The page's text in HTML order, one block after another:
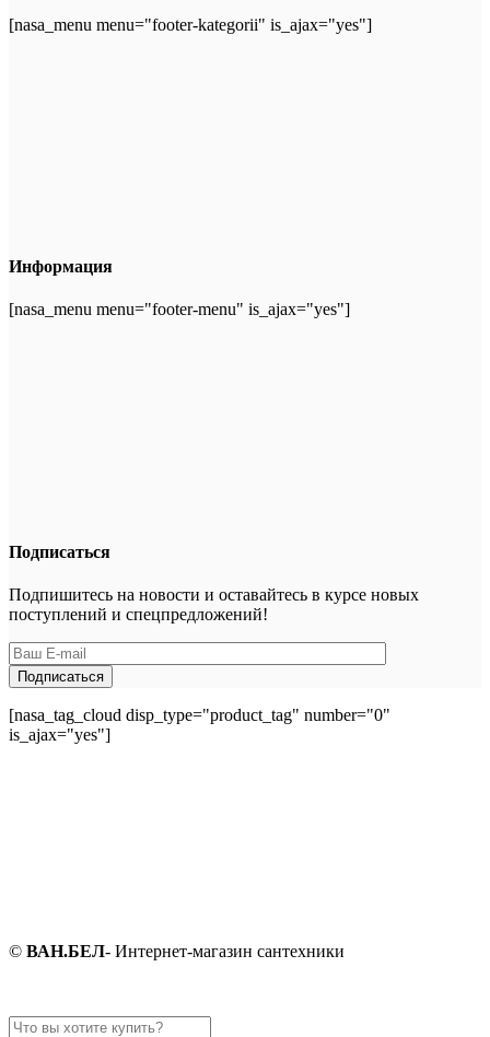
[nasa_menu menu="footer-kategorii" is_ajax="yes"]
Информация
[nasa_menu menu="footer-menu" is_ajax="yes"]
Подписаться
Подпишитесь на новости и оставайтесь в курсе новых
поступлений и спецпредложений!
[nasa_tag_cloud disp_type="product_tag" number="0"
is_ajax="yes"]
© ВАН.БЕЛ- Интернет-магазин сантехники
Search